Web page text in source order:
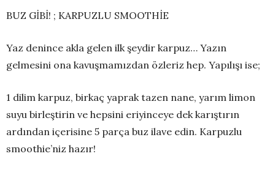
BUZ GİBİ! ; KARPUZLU SMOOTHİE
Yaz denince akla gelen ilk şeydir karpuz… Yazın
gelmesini ona kavuşmamızdan özleriz hep. Yapılışı ise;
1 dilim karpuz, birkaç yaprak tazen nane, yarım limon
suyu birleştirin ve hepsini eriyinceye dek karıştırın
ardından içerisine 5 parça buz ilave edin. Karpuzlu
smoothie’niz hazır!